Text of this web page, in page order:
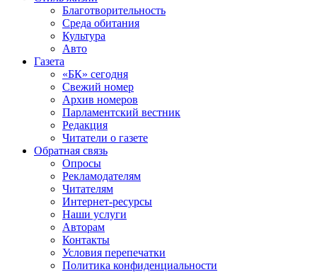
Благотворительность
Среда обитания
Культура
Авто
Газета
«БК» сегодня
Свежий номер
Архив номеров
Парламентский вестник
Редакция
Читатели о газете
Обратная связь
Опросы
Рекламодателям
Читателям
Интернет-ресурсы
Наши услуги
Авторам
Контакты
Условия перепечатки
Политика конфиденциальности